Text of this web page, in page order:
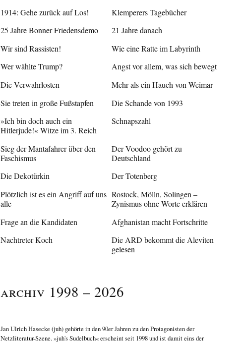
1914: Gehe zurück auf Los!
Klemperers Tagebücher
25 Jahre Bonner Friedensdemo
21 Jahre danach
Wir sind Rassisten!
Wie eine Ratte im Labyrinth
Wer wählte Trump?
Angst vor allem, was sich bewegt
Die Verwahrlosten
Mehr als ein Hauch von Weimar
Sie treten in große Fußstapfen
Die Schande von 1993
»Ich bin doch auch ein
Hitlerjude!« Witze im 3. Reich
Schnapszahl
Sieg der Mantafahrer über den
Faschismus
Der Voodoo gehört zu
Deutschland
Die Dekotürkin
Der Totenberg
Plötzlich ist es ein Angriff auf uns
alle
Rostock, Mölln, Solingen –
Zynismus ohne Worte erklären
Frage an die Kandidaten
Afghanistan macht Fortschritte
Nachtreter Koch
Die ARD bekommt die Aleviten
gelesen
Archiv 1998 – 2026
Jan Ulrich Hasecke (juh) gehörte in den 90er Jahren zu den Protagonisten der
Netzliteratur-Szene. »juh's Sudelbuch« erscheint seit 1998 und ist damit eins der